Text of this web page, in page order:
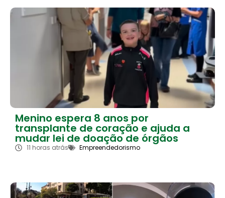
Menino espera 8 anos por
transplante de coração e ajuda a
mudar lei de doação de órgãos
11 horas atrás Empreendedorismo